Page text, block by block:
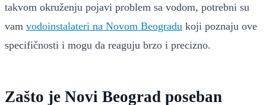
takvom okruženju pojavi problem sa vodom, potrebni su
vam vodoinstalateri na Novom Beogradu koji poznaju ove
specifičnosti i mogu da reaguju brzo i precizno.
Zašto je Novi Beograd poseban